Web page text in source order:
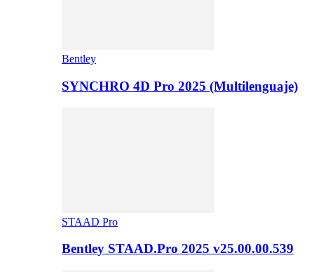
Bentley
SYNCHRO 4D Pro 2025 (Multilenguaje)
STAAD Pro
Bentley STAAD.Pro 2025 v25.00.00.539